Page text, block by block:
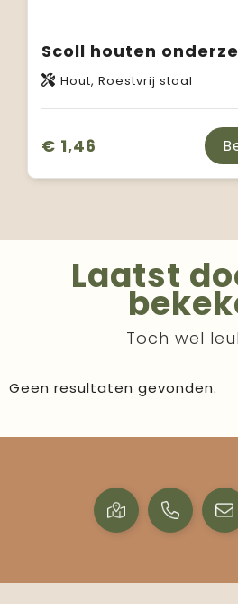
Hout, Roestvrij staal
€ 1,46
Laatst
Toch wel
Geen resultaten gevonden.